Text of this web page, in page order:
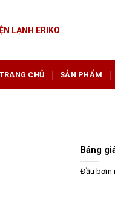
LẠNH ERIKO
TRANG CHỦ SẢN PHẨM
Bảng
Đầu bơm